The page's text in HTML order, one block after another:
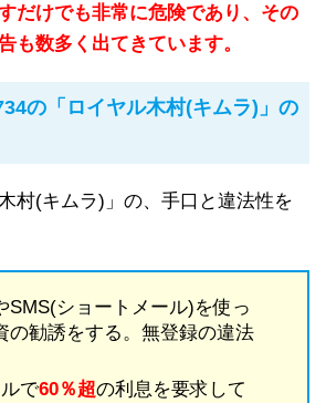
だけでも非常に危険であり、その
も数多く出てきています。
の「ロイヤル木村(キムラ)」の
村(キムラ)」の、手口と違法性を
SMS(ショートメール)を使っ
の勧誘をする。無登録の違法
で60％超の利息を要求して